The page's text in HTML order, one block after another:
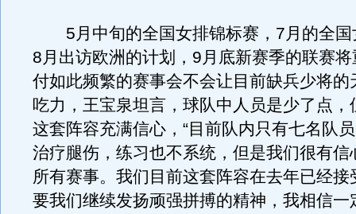
5月中旬的全国女排锦标赛，7月的全国
8月出访欧洲的计划，9月底新赛季的联赛
付如此频繁的赛事会不会让目前缺兵少将的
吃力，王宝泉坦言，球队中人员是少了点，
这套阵容充满信心，“目前队内只有七名队
治疗腿伤，练习也不系统，但是我们很有信
所有赛事。我们目前这套阵容在去年已经接
要我们继续发扬顽强拼搏的精神，我相信一